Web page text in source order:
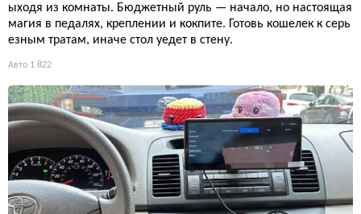
ыходя из комнаты. Бюджетный руль — начало, но настоящая
магия в педалях, креплении и кокпите. Готовь кошелек к серь
езным тратам, иначе стол уедет в стену.
Авто 1 822